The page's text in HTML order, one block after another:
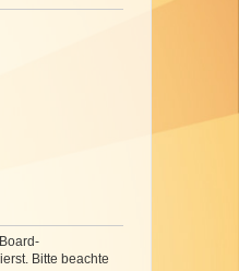
Bitte beachte